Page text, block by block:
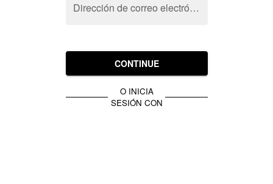
Dirección de correo electrónico
CONTINUE
O INICIA
SESIÓN CON